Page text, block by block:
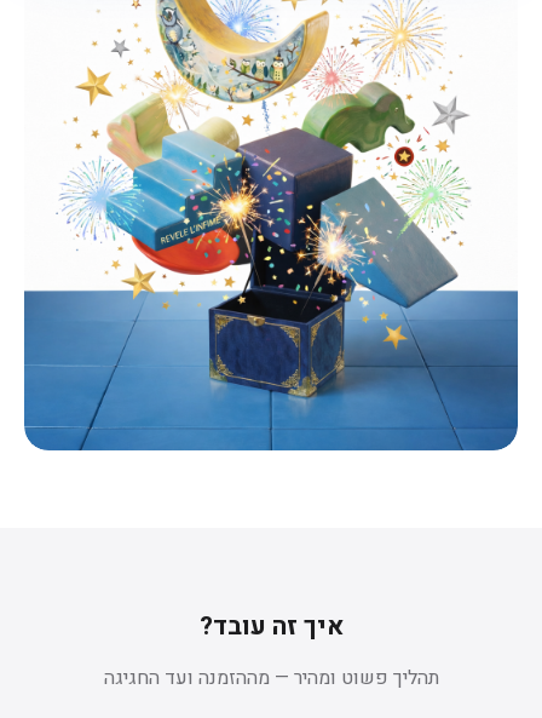
איך זה עובד?
תהליך פשוט ומהיר — מההזמנה ועד החגיגה